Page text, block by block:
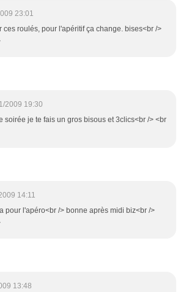
23:01
ces roulés, pour l'apéritif ça change. bises<br />
2009 19:30
soirée je te fais un gros bisous et 3clics<br /> <br
14:11
pour l'apéro<br /> bonne après midi biz<br />
13:48